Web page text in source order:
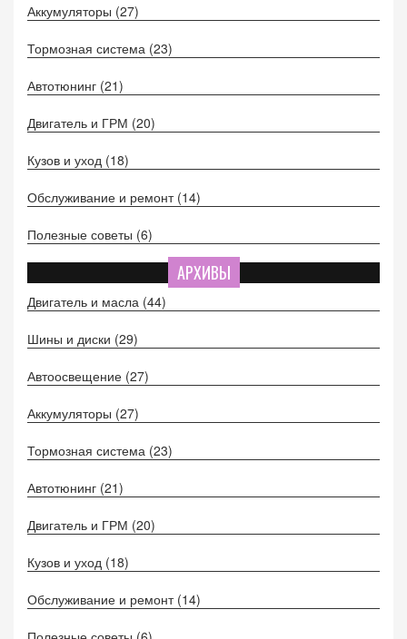
Аккумуляторы (27)
Тормозная система (23)
Автотюнинг (21)
Двигатель и ГРМ (20)
Кузов и уход (18)
Обслуживание и ремонт (14)
Полезные советы (6)
АРХИВЫ
Двигатель и масла (44)
Шины и диски (29)
Автоосвещение (27)
Аккумуляторы (27)
Тормозная система (23)
Автотюнинг (21)
Двигатель и ГРМ (20)
Кузов и уход (18)
Обслуживание и ремонт (14)